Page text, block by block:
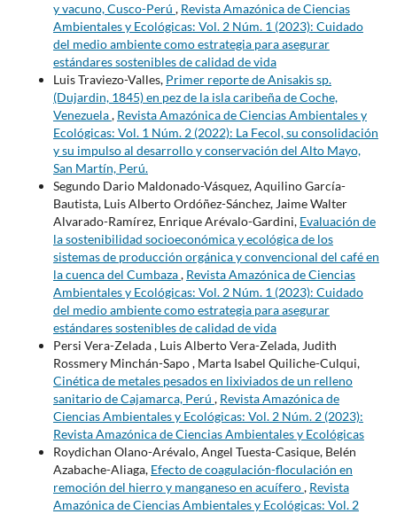
y vacuno, Cusco-Perú , Revista Amazónica de Ciencias
Ambientales y Ecológicas: Vol. 2 Núm. 1 (2023): Cuidado
del medio ambiente como estrategia para asegurar
estándares sostenibles de calidad de vida
Luis Traviezo-Valles, Primer reporte de Anisakis sp.
(Dujardin, 1845) en pez de la isla caribeña de Coche,
Venezuela, Revista Amazónica de Ciencias Ambientales y
Ecológicas: Vol. 1 Núm. 2 (2022): La Fecol, su consolidación
y su impulso al desarrollo y conservación del Alto Mayo,
San Martín, Perú.
Segundo Dario Maldonado-Vásquez, Aquilino García-
Bautista, Luis Alberto Ordóñez-Sánchez, Jaime Walter
Alvarado-Ramírez, Enrique Arévalo-Gardini, Evaluación de
la sostenibilidad socioeconómica y ecológica de los
sistemas de producción orgánica y convencional del café en
la cuenca del Cumbaza, Revista Amazónica de Ciencias
Ambientales y Ecológicas: Vol. 2 Núm. 1 (2023): Cuidado
del medio ambiente como estrategia para asegurar
estándares sostenibles de calidad de vida
Persi Vera-Zelada , Luis Alberto Vera-Zelada, Judith
Rossmery Minchán-Sapo , Marta Isabel Quiliche-Culqui,
Cinética de metales pesados en lixiviados de un relleno
sanitario de Cajamarca, Perú , Revista Amazónica de
Ciencias Ambientales y Ecológicas: Vol. 2 Núm. 2 (2023):
Revista Amazónica de Ciencias Ambientales y Ecológicas
Roydichan Olano-Arévalo, Angel Tuesta-Casique, Belén
Azabache-Aliaga, Efecto de coagulación-floculación en
remoción del hierro y manganeso en acuífero, Revista
Amazónica de Ciencias Ambientales y Ecológicas: Vol. 2